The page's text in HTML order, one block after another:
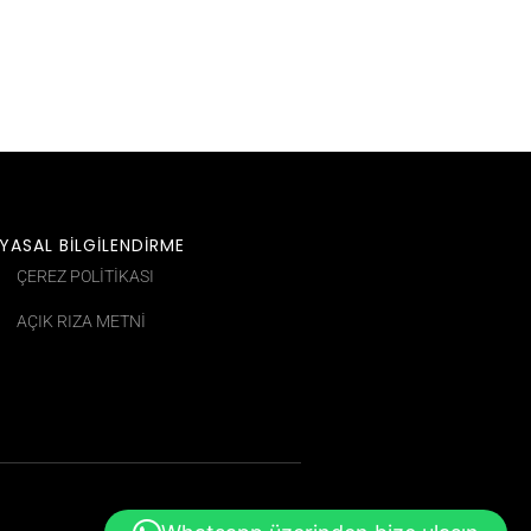
YASAL BİLGİLENDİRME
ÇEREZ POLITIKASI
AÇIK RIZA METNİ